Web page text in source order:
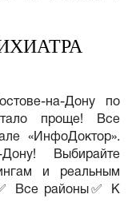
на-Дону по
проще! Все
«ИнфоДоктор».
Дону! Выбирайте
и реальным
Все районы✅ К